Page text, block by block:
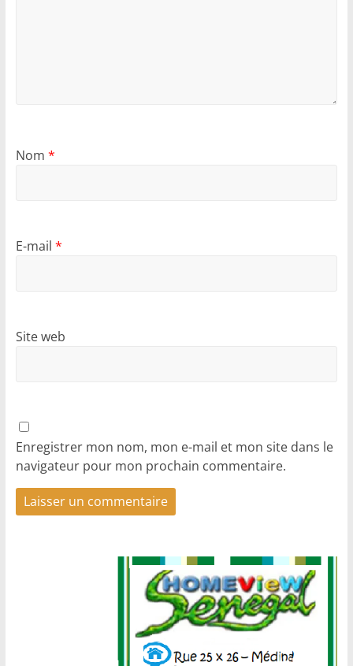
Nom *
E-mail *
Site web
Enregistrer mon nom, mon e-mail et mon site dans le
navigateur pour mon prochain commentaire.